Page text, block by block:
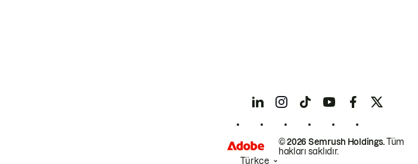
© 2026 Semrush Holdings.Tüm
hakları saklıdır.
Türkçe